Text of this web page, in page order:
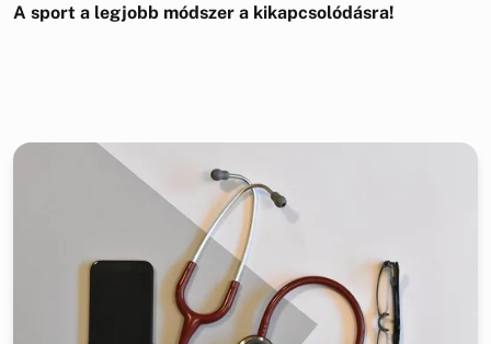
A sport a legjobb módszer a kikapcsolódásra!